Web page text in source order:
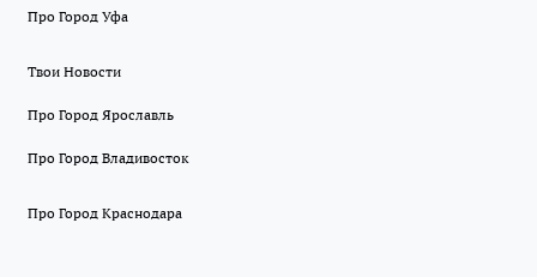
Про Город Уфа
Твои Новости
Про Город Ярославль
Про Город Владивосток
Про Город Краснодара